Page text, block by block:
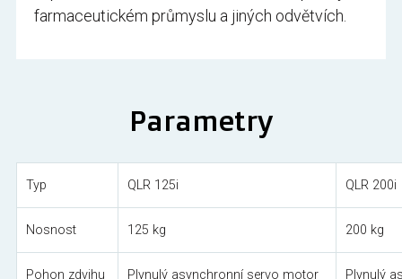
farmaceutickém průmyslu a jiných odvětvích.
Parametry
Typ QLR 125i QLR 200i
Nosnost 125 kg 200 kg
Pohon zdvihu Plynulý asynchronní servo motor Plynulý